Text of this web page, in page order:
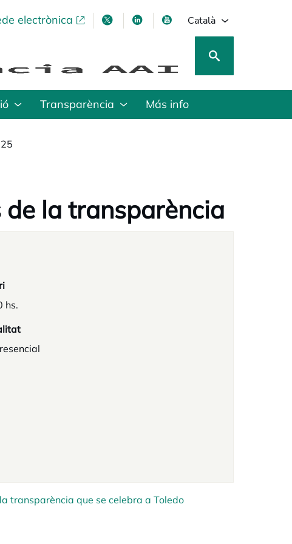
electrònica
opens in a new tabopens in a new tab
opens in a new tab
opens in a new tab
Català
Transparència Más info
la transparència
hs.
transparència que se celebra a Toledo